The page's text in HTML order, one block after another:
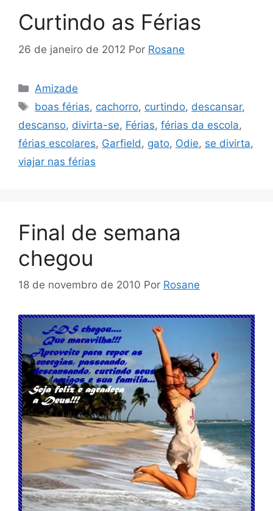
Curtindo as Férias
26 de janeiro de 2012 Por Rosane
Categorias
Amizade
Tags
boas férias, cachorro, curtindo, descansar,
descanso, divirta-se, Férias, férias da escola,
férias escolares, Garfield , gato, Odie, se divirta,
viajar nas férias
Final de semana
chegou
18 de novembro de 2010 Por Rosane